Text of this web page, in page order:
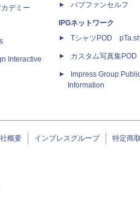
デミー
Interactive
パブファンセルフ
IPGネットワーク
TシャツPOD
カスタム写真集
Impress Group
Information
概要 インプレスグループ 特定商